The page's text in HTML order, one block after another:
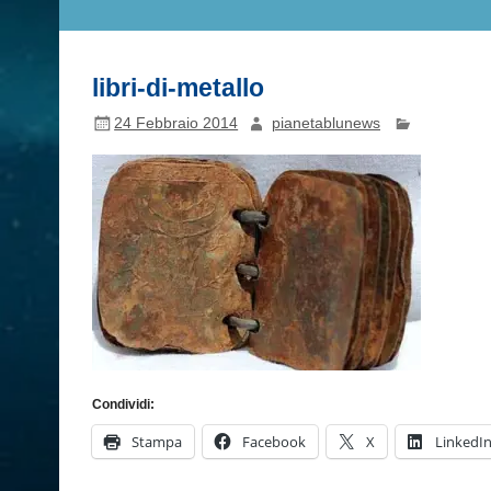
libri-di-metallo
24 Febbraio 2014 pianetablunews
Condividi:
Stampa Facebook X LinkedIn